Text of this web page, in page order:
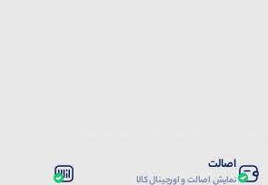
اصالت
نمایش اصالت و اورجینال کالا